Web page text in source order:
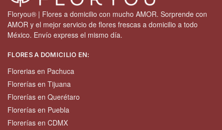
Floryou® | Flores a domicilio con mucho AMOR. Sorprende con
AMOR y el mejor servicio de flores frescas a domicilio a todo
México. Envío express el mismo día.
FLORES A DOMICILIO EN:
Florerias en Pachuca
Florerías en Tijuana
Florerías en Querétaro
Florerías en Puebla
Florerías en CDMX